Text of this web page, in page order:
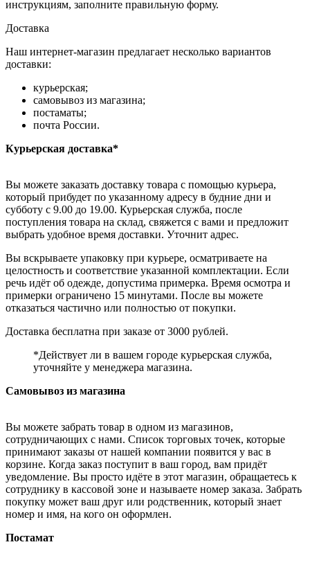
инструкциям, заполните правильную форму.
Доставка
Наш интернет-магазин предлагает несколько вариантов
доставки:
курьерская;
самовывоз из магазина;
постаматы;
почта России.
Курьерская доставка*
Вы можете заказать доставку товара с помощью курьера,
который прибудет по указанному адресу в будние дни и
субботу с 9.00 до 19.00. Курьерская служба, после
поступления товара на склад, свяжется с вами и предложит
выбрать удобное время доставки. Уточнит адрес.
Вы вскрываете упаковку при курьере, осматриваете на
целостность и соответствие указанной комплектации. Если
речь идёт об одежде, допустима примерка. Время осмотра и
примерки ограничено 15 минутами. После вы можете
отказаться частично или полностью от покупки.
Доставка бесплатна при заказе от 3000 рублей.
*Действует ли в вашем городе курьерская служба,
уточняйте у менеджера магазина.
Самовывоз из магазина
Вы можете забрать товар в одном из магазинов,
сотрудничающих с нами. Список торговых точек, которые
принимают заказы от нашей компании появится у вас в
корзине. Когда заказ поступит в ваш город, вам придёт
уведомление. Вы просто идёте в этот магазин, обращаетесь к
сотруднику в кассовой зоне и называете номер заказа. Забрать
покупку может ваш друг или родственник, который знает
номер и имя, на кого он оформлен.
Постамат